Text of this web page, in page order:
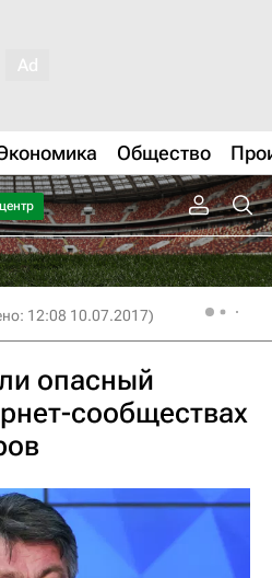
Общество
12:08 10.07.2017)
опасный
сообществах